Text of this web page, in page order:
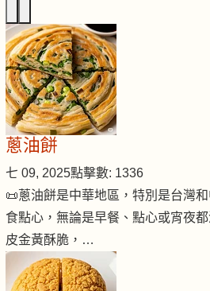
蔥油餅
七 09, 2025點擊數: 1336
📜蔥油餅是中華地區，特別是台灣
食點心，無論是早餐、點心或宵夜
皮金黃酥脆，…